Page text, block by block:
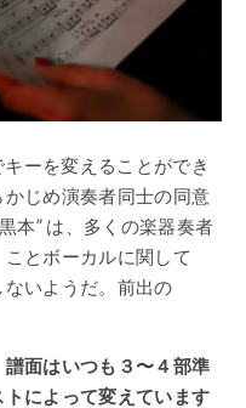
ーを変えることができ
じめ演奏者同士の同意
本” は、多くの楽器奏者
とボーカルに関して
いようだ。前出の
面はいつも３〜４部準
によって変えています